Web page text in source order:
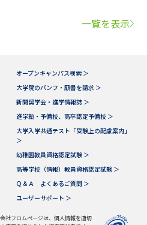
一覧を表示
オープンキャンパス検索 ＞
大学院のパンフ・願書を請求 ＞
新聞奨学会・進学情報誌 ＞
進学塾・予備校、高卒認定予備校 ＞
大学入学共通テスト「受験上の配慮案内」
＞
幼稚園教員資格認定試験 ＞
高等学校（情報）教員資格認定試験 ＞
Ｑ＆Ａ よくあるご質問 ＞
ユーザーサポート ＞
社フロムページは、個人情報を適切